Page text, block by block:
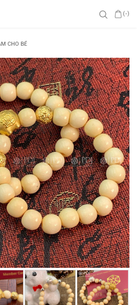
(-)
CHO BÉ